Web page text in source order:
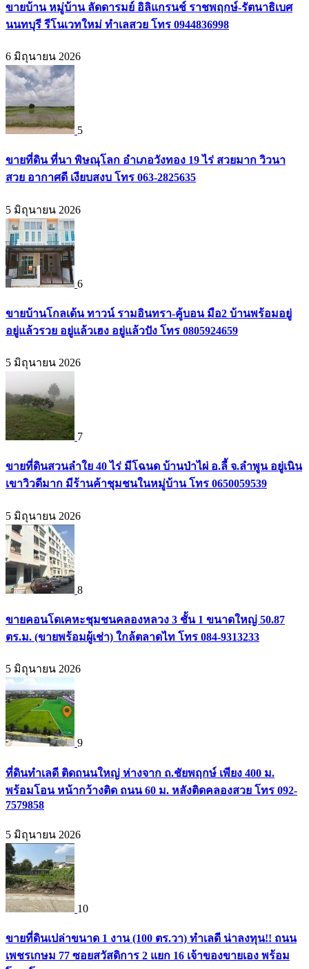
ขายบ้าน หมู่บ้าน ลัดดารมย์ อิลิแกรนช์ ราชพฤกษ์-รัตนาธิเบศ
นนทบุรี รีโนเวทใหม่ ทำเลสวย โทร 0944836998
6 มิถุนายน 2026
5
ขายที่ดิน ที่นา พิษณุโลก อำเภอวังทอง 19 ไร่ สวยมาก วิวนา
สวย อากาศดี เงียบสงบ โทร 063-2825635
5 มิถุนายน 2026
6
ขายบ้านโกลเด้น ทาวน์ รามอินทรา-คู้บอน มือ2 บ้านพร้อมอยู่
อยู่แล้วรวย อยู่แล้วเฮง อยู่แล้วปัง โทร 0805924659
5 มิถุนายน 2026
7
ขายที่ดินสวนลำใย 40 ไร่ มีโฉนด บ้านป่าไผ่ อ.ลี้ จ.ลำพูน อยู่เนิน
เขาวิวดีมาก มีร้านค้าชุมชนในหมู่บ้าน โทร 0650059539
5 มิถุนายน 2026
8
ขายคอนโดเคหะชุมชนคลองหลวง 3 ชั้น 1 ขนาดใหญ่ 50.87
ตร.ม. (ขายพร้อมผู้เช่า) ใกล้ตลาดไท โทร 084-9313233
5 มิถุนายน 2026
9
ที่ดินทำเลดี ติดถนนใหญ่ ห่างจาก ถ.ชัยพฤกษ์ เพียง 400 ม.
พร้อมโอน หน้ากว้างติด ถนน 60 ม. หลังติดคลองสวย โทร 092-
7579858
5 มิถุนายน 2026
10
ขายที่ดินเปล่าขนาด 1 งาน (100 ตร.วา) ทำเลดี น่าลงทุน!! ถนน
เพชรเกษม 77 ซอยสวัสดิการ 2 แยก 16 เจ้าของขายเอง พร้อม